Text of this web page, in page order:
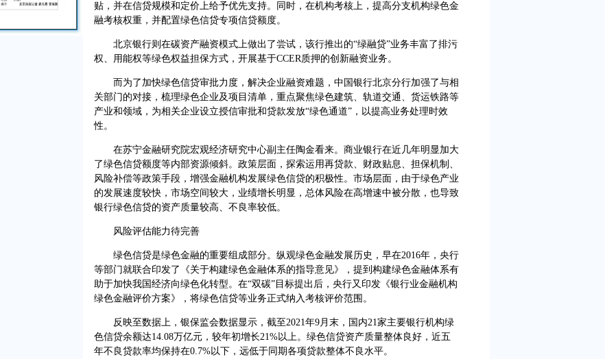
贴，并在信贷规模和定价上给予优先支持。同时，在机构考核上，提高分支机构绿色金
融考核权重，并配置绿色信贷专项信贷额度。
北京银行则在碳资产融资模式上做出了尝试，该行推出的“绿融贷”业务丰富了排污
权、用能权等绿色权益担保方式，开展基于CCER质押的创新融资业务。
而为了加快绿色信贷审批力度，解决企业融资难题，中国银行北京分行加强了与相
关部门的对接，梳理绿色企业及项目清单，重点聚焦绿色建筑、轨道交通、货运铁路等
产业和领域，为相关企业设立授信审批和贷款发放“绿色通道”，以提高业务处理时效
性。
在苏宁金融研究院宏观经济研究中心副主任陶金看来。商业银行在近几年明显加大
了绿色信贷额度等内部资源倾斜。政策层面，探索运用再贷款、财政贴息、担保机制、
风险补偿等政策手段，增强金融机构发展绿色信贷的积极性。市场层面，由于绿色产业
的发展速度较快，市场空间较大，业绩增长明显，总体风险在高增速中被分散，也导致
银行绿色信贷的资产质量较高、不良率较低。
风险评估能力待完善
绿色信贷是绿色金融的重要组成部分。纵观绿色金融发展历史，早在2016年，央行
等部门就联合印发了《关于构建绿色金融体系的指导意见》，提到构建绿色金融体系有
助于加快我国经济向绿色化转型。在“双碳”目标提出后，央行又印发《银行业金融机构
绿色金融评价方案》，将绿色信贷等业务正式纳入考核评价范围。
反映至数据上，银保监会数据显示，截至2021年9月末，国内21家主要银行机构绿
色信贷余额达14.08万亿元，较年初增长21%以上。绿色信贷资产质量整体良好，近五
年不良贷款率均保持在0.7%以下，远低于同期各项贷款整体不良水平。